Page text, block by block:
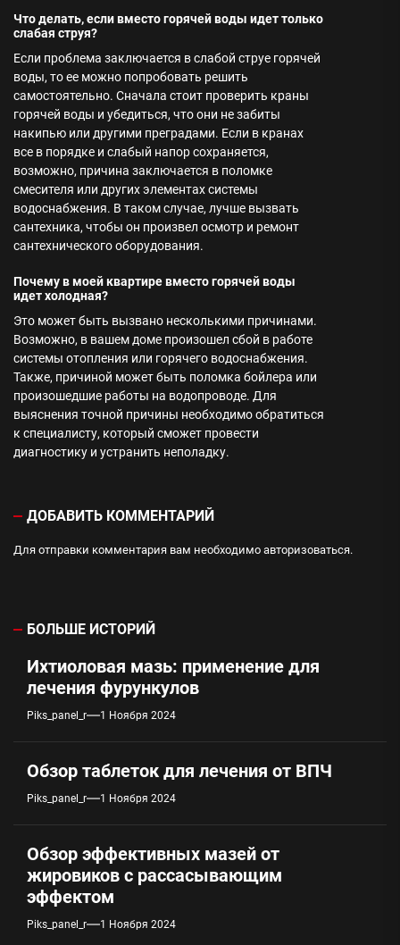
Что делать, если вместо горячей воды идет только
слабая струя?
Если проблема заключается в слабой струе горячей
воды, то ее можно попробовать решить
самостоятельно. Сначала стоит проверить краны
горячей воды и убедиться, что они не забиты
накипью или другими преградами. Если в кранах
все в порядке и слабый напор сохраняется,
возможно, причина заключается в поломке
смесителя или других элементах системы
водоснабжения. В таком случае, лучше вызвать
сантехника, чтобы он произвел осмотр и ремонт
сантехнического оборудования.
Почему в моей квартире вместо горячей воды
идет холодная?
Это может быть вызвано несколькими причинами.
Возможно, в вашем доме произошел сбой в работе
системы отопления или горячего водоснабжения.
Также, причиной может быть поломка бойлера или
произошедшие работы на водопроводе. Для
выяснения точной причины необходимо обратиться
к специалисту, который сможет провести
диагностику и устранить неполадку.
ДОБАВИТЬ КОММЕНТАРИЙ
Для отправки комментария вам необходимо авторизоваться.
БОЛЬШЕ ИСТОРИЙ
Ихтиоловая мазь: применение для
лечения фурункулов
Piks_panel_r 1 Ноября 2024
Обзор таблеток для лечения от ВПЧ
Piks_panel_r 1 Ноября 2024
Обзор эффективных мазей от
жировиков с рассасывающим
эффектом
Piks_panel_r 1 Ноября 2024